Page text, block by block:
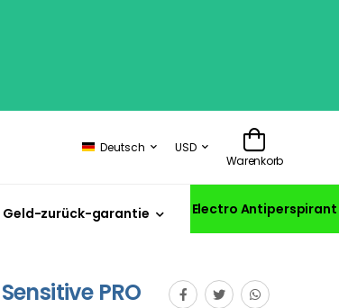
Deutsch
USD
Warenkorb
Geld-zurück-garantie Electro
PRO